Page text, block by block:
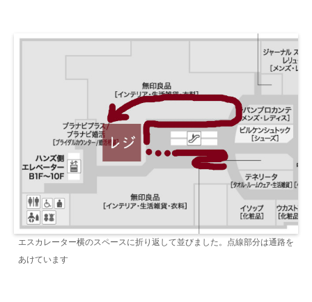
エスカレーター横のスペースに折り返して並びました。点線部分は通路を
あけています